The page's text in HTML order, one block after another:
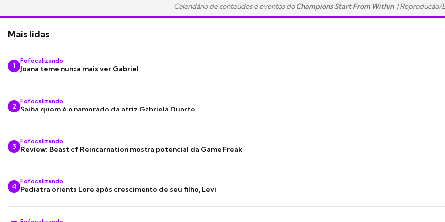
Calendário de conteúdos e eventos doChampions Start From Within| Reprodução/
Mais lidas
1
Fofocalizando
Joana teme nunca mais ver Gabriel
2
Fofocalizando
Saiba quem é o namorado da atriz Gabriela Duarte
3
Fofocalizando
Review: Beast of Reincarnation mostra potencial da Game Freak
4
Fofocalizando
Pediatra orienta Lore após crescimento de seu filho, Levi